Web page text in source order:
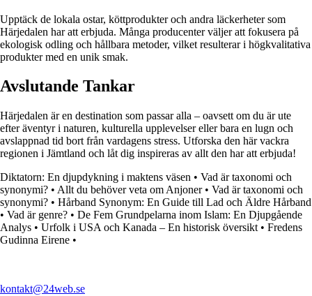
Upptäck de lokala ostar, köttprodukter och andra läckerheter som
Härjedalen har att erbjuda. Många producenter väljer att fokusera på
ekologisk odling och hållbara metoder, vilket resulterar i högkvalitativa
produkter med en unik smak.
Avslutande Tankar
Härjedalen är en destination som passar alla – oavsett om du är ute
efter äventyr i naturen, kulturella upplevelser eller bara en lugn och
avslappnad tid bort från vardagens stress. Utforska den här vackra
regionen i Jämtland och låt dig inspireras av allt den har att erbjuda!
Diktatorn: En djupdykning i maktens väsen • Vad är taxonomi och
synonymi? • Allt du behöver veta om Anjoner• Vad är taxonomi och
synonymi? • Hårband Synonym: En Guide till Lad och Äldre Hårband
• Vad är genre? • De Fem Grundpelarna inom Islam: En Djupgående
Analys • Urfolk i USA och Kanada – En historisk översikt • Fredens
Gudinna Eirene •
kontakt@24web.se